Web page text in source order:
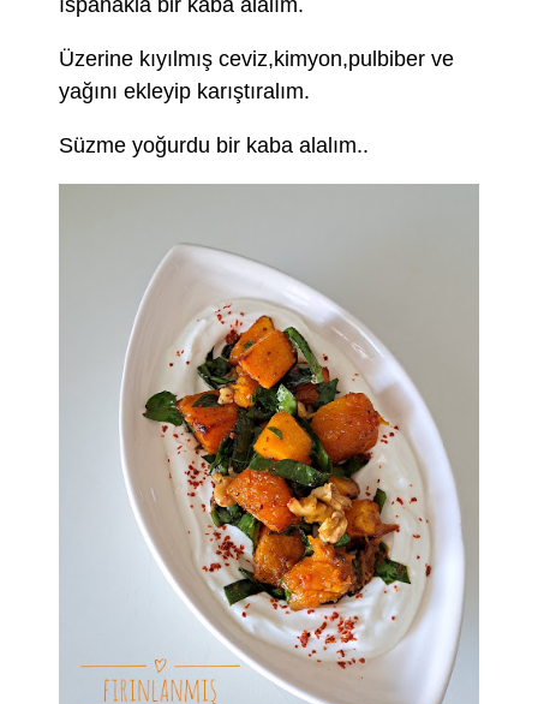
Üzerine kıyılmış ceviz,kimyon,pulbiber ve
yağını ekleyip karıştıralım.
Süzme yoğurdu bir kaba alalım..